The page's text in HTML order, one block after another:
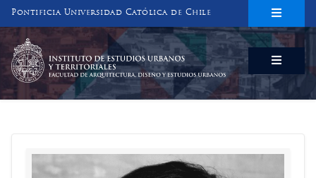
Pontificia Universidad Católica de Chile
INSTITUTO DE ESTUDIOS URBANOS
Y TERRITORIALES